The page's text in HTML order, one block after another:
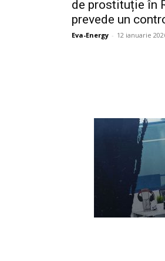
de prostituție în
prevede un
Eva-Energy - 12 ianuarie